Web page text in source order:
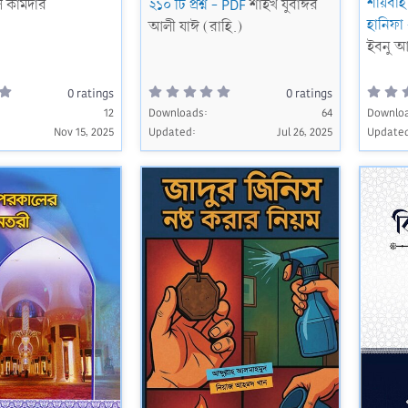
t
r
s
)
0 ratings
12
Nov 15, 2025
২১০ টি প্রশ্ন - PDFশাইখ যুবাঈর
আলী যাঈ (রাহি.)
t
r
(
s
)
0 ratings
Downloads
64
Updated
Jul 26, 2025
ইবনু